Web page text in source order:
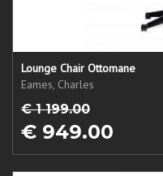
Lounge Chair Ottomane
Eames, Charles
€ 1 199.00
€ 949.00